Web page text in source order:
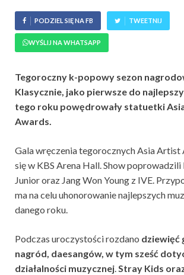
PODZIEL SIĘ NA FB TWEETNIJ
WYŚLIJ NA WHATSAPP
Tegoroczny k-popowy sezon
Klasycznie, jako pierwsze do
tego roku powędrowały statuetki
Awards.
Gala wręczenia tegorocznych Asia Artist
się w KBS Arena Hall. Show poprowadzili
Junior oraz Jang Won Young z IVE.
ma na celu uhonorowanie najlepszych
danego roku.
Podczas uroczystości rozdano dziewięć
nagród, daesangów, w tym sześć
działalności muzycznej.Stray Kids